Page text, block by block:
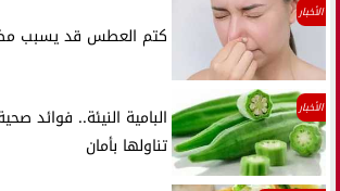
الأخبار
كتم العطس قد يسبب
الأخبار
البامية النيئة.. فوائد
تناولها بأمان